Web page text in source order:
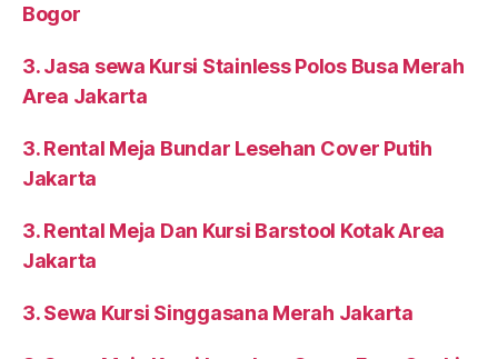
Bogor
3. Jasa sewa Kursi Stainless Polos Busa Merah
Area Jakarta
3. Rental Meja Bundar Lesehan Cover Putih
Jakarta
3. Rental Meja Dan Kursi Barstool Kotak Area
Jakarta
3. Sewa Kursi Singgasana Merah Jakarta